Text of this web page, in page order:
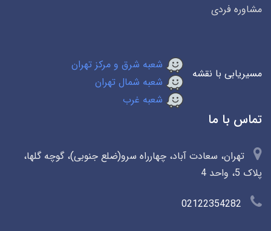
مشاوره فردی
مسیریابی با نقشه
شعبه شرق و مرکز تهران
شعبه شمال تهران
شعبه غرب
تماس با ما
تهران، سعادت آباد، چهارراه سرو(ضلع جنوبی)، گوچه گلها،
پلاک 5، واحد 4
02122354282